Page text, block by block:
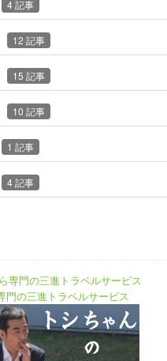
4 記事
12 記事
15 記事
10 記事
1 記事
4 記事
門の三進トラベルサービス